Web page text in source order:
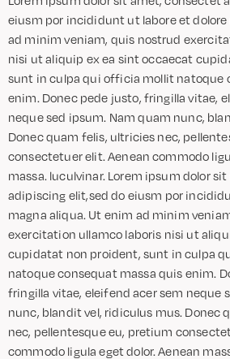
eiusm por incididunt ut labore et
ad minim veniam, quis nostrud
nisi ut aliquip ex ea sint occaecat
sunt in culpa qui officia mollit natoque
enim. Donec pede justo, fringilla vitae,
neque sed ipsum. Nam quam nunc,
Donec quam felis, ultricies nec,
consectetuer elit. Aenean commodo
massa. luculvinar. Lorem ipsum dolor
adipiscing elit,sed do eiusm por
magna aliqua. Ut enim ad minim
exercitation ullamco laboris nisi ut
cupidatat non proident, sunt in culpa
natoque consequat massa quis enim.
fringilla vitae, eleifend acer sem neque
nunc, blandit vel, ridiculus mus. Donec
nec, pellentesque eu, pretium
commodo ligula eget dolor. Aenean